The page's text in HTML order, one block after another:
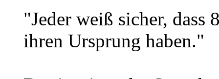
"Jeder weiß sicher,
ihren Ursprung haben."